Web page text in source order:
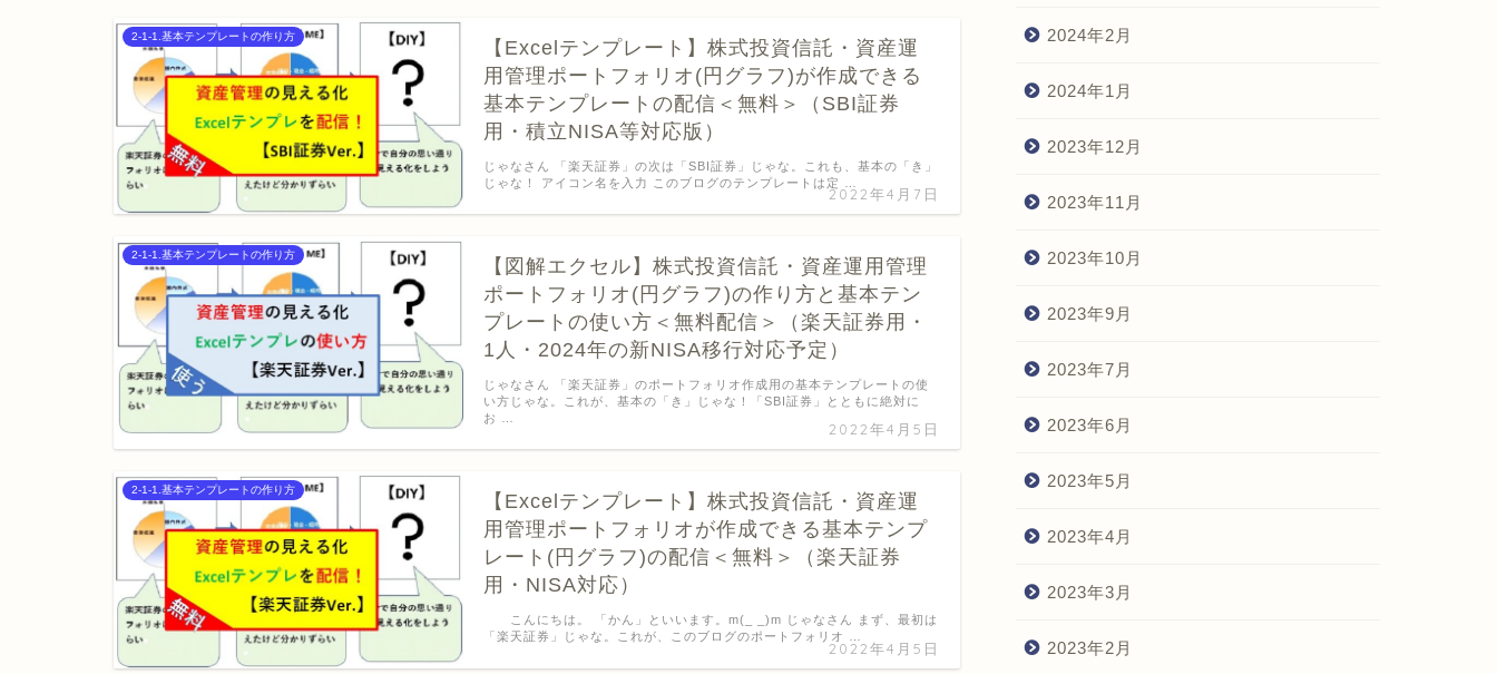
2-1-1.基本テンプレートの作り方
【Excelテンプレート】株式投資信託・資産運
用管理ポートフォリオ(円グラフ)が作成できる
基本テンプレートの配信＜無料＞（SBI証券
用・積立NISA等対応版）
2022年4月7日
じゃなさん 「楽天証券」の次は「SBI証券」じゃな。これも、基本の「き」
じゃな！ アイコン名を入力 このブログのテンプレートは定 …
2-1-1.基本テンプレートの作り方
【図解エクセル】株式投資信託・資産運用管理
ポートフォリオ(円グラフ)の作り方と基本テン
プレートの使い方＜無料配信＞（楽天証券用・
1人・2024年の新NISA移行対応予定）
2022年4月5日
じゃなさん 「楽天証券」のポートフォリオ作成用の基本テンプレートの使
い方じゃな。これが、基本の「き」じゃな！「SBI証券」とともに絶対に
お …
2-1-1.基本テンプレートの作り方
【Excelテンプレート】株式投資信託・資産運
用管理ポートフォリオが作成できる基本テンプ
レート(円グラフ)の配信＜無料＞（楽天証券
用・NISA対応）
2022年4月5日
こんにちは。 「かん」といいます。m(_ _)m じゃなさん まず、最初は
「楽天証券」じゃな。これが、このブログのポートフォリオ …
2024年2月
2024年1月
2023年12月
2023年11月
2023年10月
2023年9月
2023年7月
2023年6月
2023年5月
2023年4月
2023年3月
2023年2月